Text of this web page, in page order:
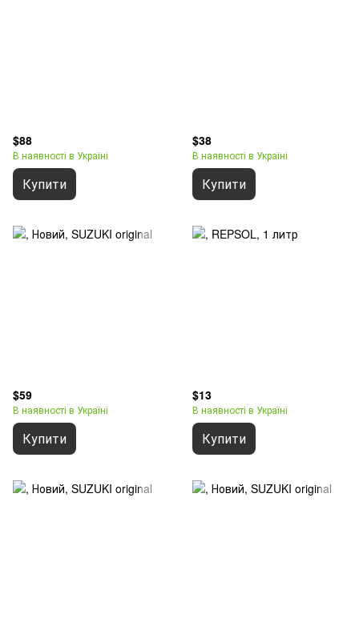
$88
В наявності в Україні
Купити
$38
В наявності в Україні
Купити
$59
В наявності в Україні
Купити
$13
В наявності в Україні
Купити